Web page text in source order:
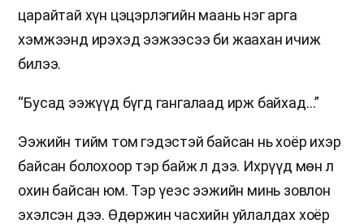
царайтай хүн цэцэрлэгийн маань нэг арга
хэмжээнд ирэхэд ээжээсээ би жаахан ичиж
билээ.
“Бусад ээжүүд бүгд гангалаад ирж байхад…”
Ээжийн тийм том гэдэстэй байсан нь хоёр ихэр
байсан болохоор тэр байж л дээ. Ихрүүд мөн л
охин байсан юм. Тэр үеэс ээжийн минь зовлон
эхэлсэн дээ. Өдөржин часхийн уйлалдах хоёр